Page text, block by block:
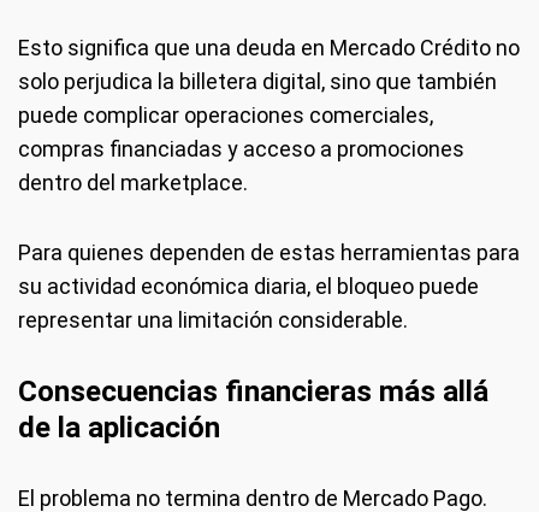
Esto significa que una deuda en Mercado Crédito no
solo perjudica la billetera digital, sino que también
puede complicar operaciones comerciales,
compras financiadas y acceso a promociones
dentro del marketplace.
Para quienes dependen de estas herramientas para
su actividad económica diaria, el bloqueo puede
representar una limitación considerable.
Consecuencias financieras más allá
de la aplicación
El problema no termina dentro de Mercado Pago.